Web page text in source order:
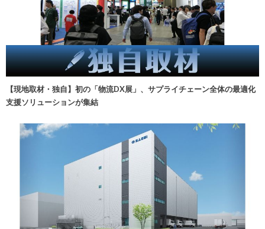
【現地取材・独自】初の「物流DX展」、サプライチェーン全体の最適化
支援ソリューションが集結